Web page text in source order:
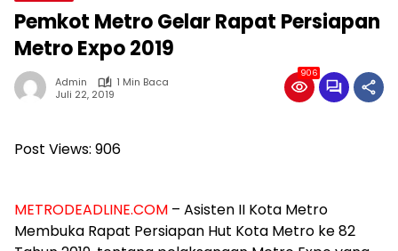
Pemkot Metro Gelar Rapat Persiapan
Metro Expo 2019
Admin
1 Min Baca
Juli 22, 2019
906
Post Views: 906
METRODEADLINE.COM – Asisten II Kota Metro
Membuka Rapat Persiapan Hut Kota Metro ke 82